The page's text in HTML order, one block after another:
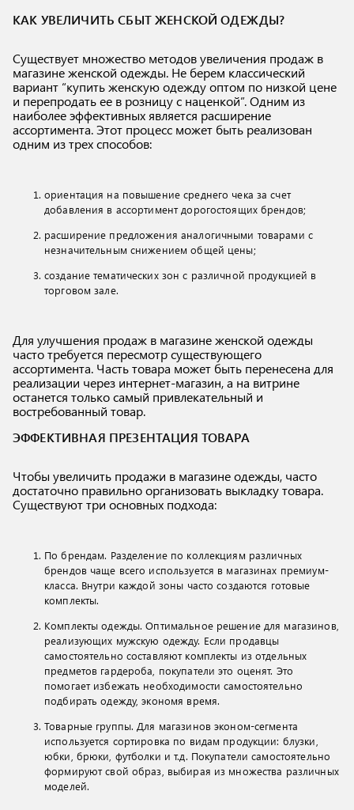
КАК УВЕЛИЧИТЬ СБЫТ ЖЕНСКОЙ ОДЕЖДЫ?
Существует множество методов увеличения продаж в
магазине женской одежды. Не берем классический
вариант “купить женскую одежду оптом по низкой цене
и перепродать ее в розницу с наценкой”. Одним из
наиболее эффективных является расширение
ассортимента. Этот процесс может быть реализован
одним из трех способов:
ориентация на повышение среднего чека за счет
добавления в ассортимент дорогостоящих брендов;
расширение предложения аналогичными товарами с
незначительным снижением общей цены;
создание тематических зон с различной продукцией в
торговом зале.
Для улучшения продаж в магазине женской одежды
часто требуется пересмотр существующего
ассортимента. Часть товара может быть перенесена для
реализации через интернет-магазин, а на витрине
останется только самый привлекательный и
востребованный товар.
ЭФФЕКТИВНАЯ ПРЕЗЕНТАЦИЯ ТОВАРА
Чтобы увеличить продажи в магазине одежды, часто
достаточно правильно организовать выкладку товара.
Существуют три основных подхода:
По брендам. Разделение по коллекциям различных
брендов чаще всего используется в магазинах премиум-
класса. Внутри каждой зоны часто создаются готовые
комплекты.
Комплекты одежды. Оптимальное решение для магазинов,
реализующих мужскую одежду. Если продавцы
самостоятельно составляют комплекты из отдельных
предметов гардероба, покупатели это оценят. Это
помогает избежать необходимости самостоятельно
подбирать одежду, экономя время.
Товарные группы. Для магазинов эконом-сегмента
используется сортировка по видам продукции: блузки,
юбки, брюки, футболки и т.д. Покупатели самостоятельно
формируют свой образ, выбирая из множества различных
моделей.